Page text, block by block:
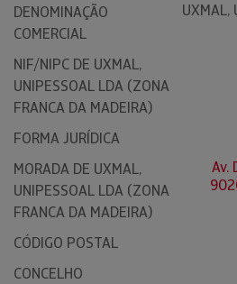
DENOMINAÇÃO
COMERCIAL
UXMAL,
NIF/NIPC DE UXMAL,
UNIPESSOAL LDA (ZONA
FRANCA DA MADEIRA)
FORMA JURÍDICA
MORADA DE UXMAL,
UNIPESSOAL LDA (ZONA
FRANCA DA MADEIRA)
Av.
CÓDIGO POSTAL
CONCELHO